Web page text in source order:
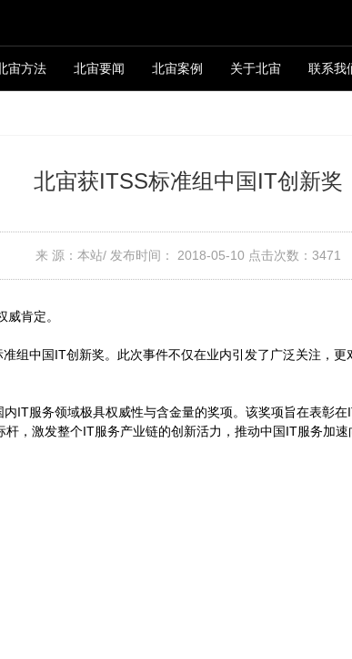
宙方法 北宙要闻 北宙案例 关于北宙 联系我
北宙获ITSS标准组中国IT创新奖
来 源：本站/ 发布时间： 2018-05-10 点击次数： 3471
肯定。
组中国IT创新奖。此次事件不仅在业内引发了广泛关注，
IT服务领域极具权威性与含金量的奖项。该奖项旨在表彰
，激发整个IT服务产业链的创新活力，推动中国IT服务加速